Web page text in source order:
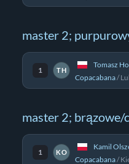
master 2;
1 TH
Tomasz
Copacabana/
master 2; brązowe/
1 KO
Kamil
Copacabana/